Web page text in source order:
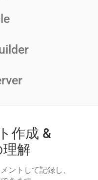
作成 &
解
ントして記録し、